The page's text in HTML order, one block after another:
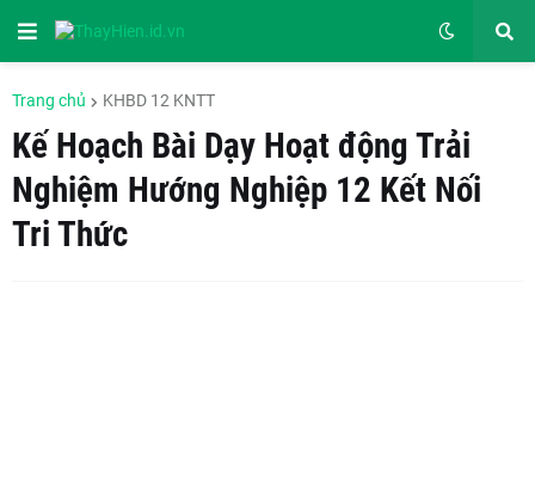
Trang chủ KHBD 12 KNTT
Kế Hoạch Bài Dạy Hoạt động Trải
Nghiệm Hướng Nghiệp 12 Kết Nối
Tri Thức